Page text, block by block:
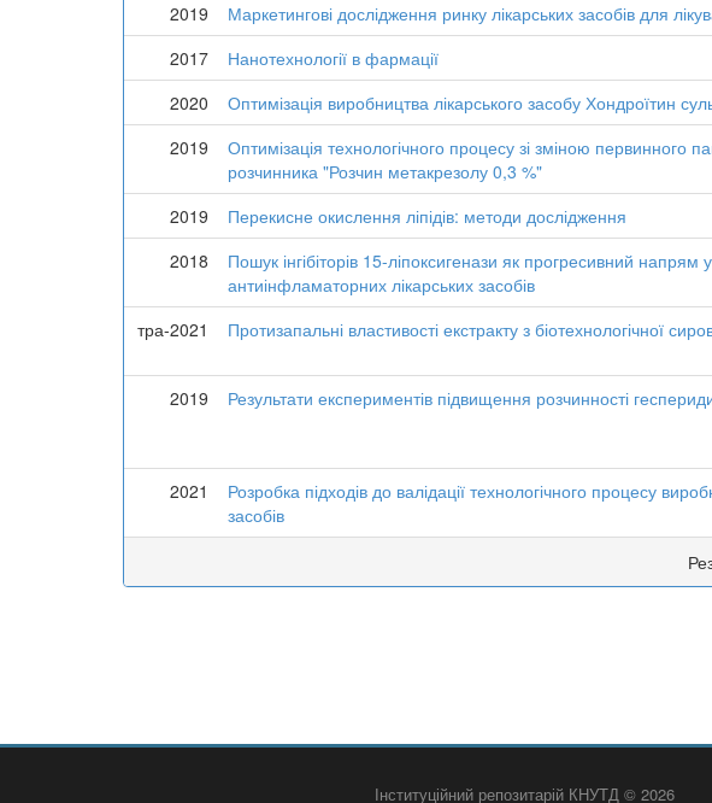
2019
Маркетингові дослідження ринку лікарських засобів для
2017
Нанотехнології в фармації
2020
Оптимізація виробництва лікарського засобу Хондроїтин
2019
Оптимізація технологічного процесу зі зміною первинного
розчинника "Розчин метакрезолу 0,3 %"
2019 Перекисне окислення ліпідів: методи дослідження
2018
Пошук інгібіторів 15-ліпоксигенази як прогресивний напрям
антиінфламаторних лікарських засобів
тра-2021
Протизапальні властивості екстракту з біотехнологічної
2019
Результати експериментів підвищення розчинності
2021
Розробка підходів до валідації технологічного процесу
засобів
Інституційний репозитарій КНУТД © 2026